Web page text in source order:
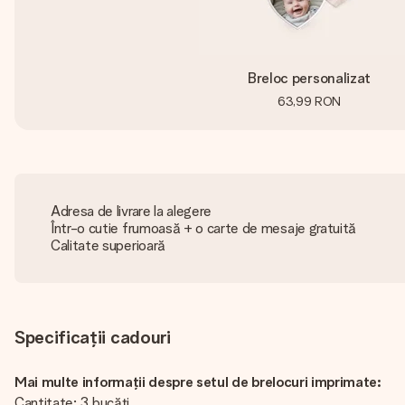
Breloc personalizat
63,99 RON
Adresa de livrare la alegere
Într-o cutie frumoasă + o carte de mesaje gratuită
Calitate superioară
Specificații cadouri
Mai multe informații despre setul de brelocuri imprimate: